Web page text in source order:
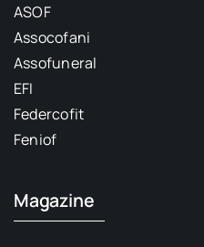
ASOF
Assocofani
Assofuneral
EFI
Federcofit
Feniof
Magazine